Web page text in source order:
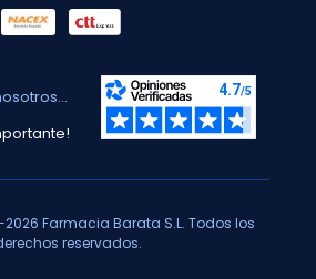
Farmacia Barata S.L. Todos los
reservados.